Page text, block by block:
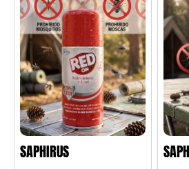
SAPHIRUS